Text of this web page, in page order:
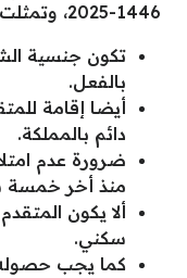
1446-2025، وتمثلت أبرز تلك الشروط لتشمل ما يلي:
تكون جنسية
بالفعل.
أيضا إقامة
دائم بالمملكة.
ضرورة عدم
منذ أخر خمسة
ألا يكون
سكني.
كما يجب